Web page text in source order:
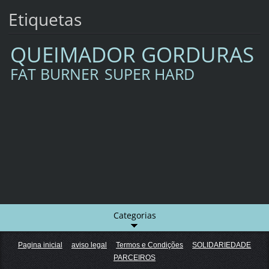
Etiquetas
QUEIMADOR GORDURAS
FAT BURNER SUPER HARD
Categorias
Pagina inicial aviso legal Termos e Condições
SOLIDARIEDADE
PARCEIROS